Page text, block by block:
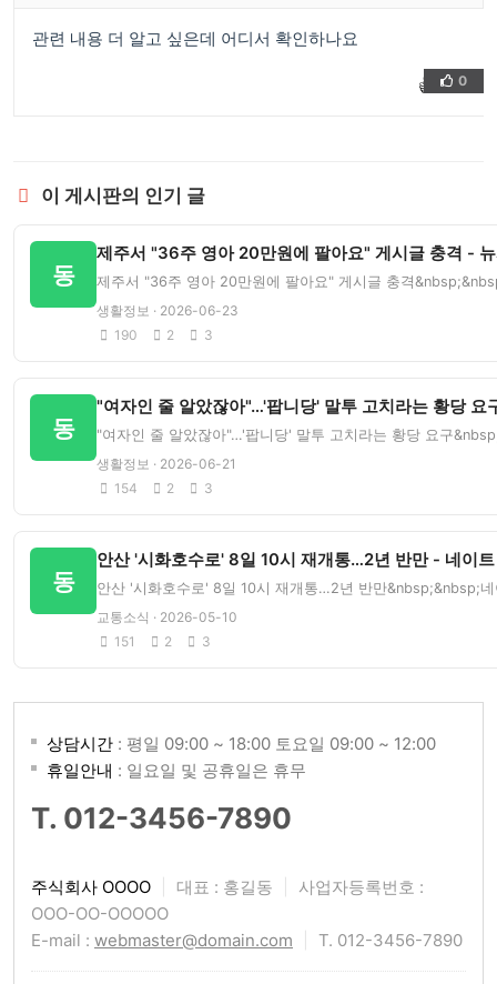
관련 내용 더 알고 싶은데 어디서 확인하나요
👍 ❤️
0
이 게시판의 인기 글
동
제주서 "36주 영아 20만원에 팔아요" 게시글 충격 -
제주서 "36주 영아 20만원에 팔아요" 게시글 충격
생활정보 · 2026-06-23
190
2 3
동
"여자인 줄 알았잖아"…'팝니당' 말투 고치라는 황당 요
"여자인 줄 알았잖아"…'팝니당' 말투 고치라는 황당 요구
생활정보 · 2026-06-21
154
2 3
동
안산 '시화호수로' 8일 10시 재개통…2년 반만 - 네이트
안산 '시화호수로' 8일 10시 재개통…2년 반만&nbsp;&nbsp;
교통소식 · 2026-05-10
151
2 3
상담시간 : 평일 09:00 ~ 18:00 토요일 09:00 ~ 12:00
휴일안내 : 일요일 및 공휴일은 휴무
T. 012-3456-7890
주식회사 OOOO 대표 : 홍길동
사업자등록번호 :
OOO-OO-OOOOO
E-mail : webmaster@domain.com T. 012-3456-7890